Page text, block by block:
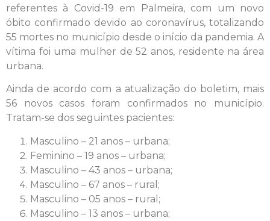
referentes à Covid-19 em Palmeira, com um novo
óbito confirmado devido ao coronavírus, totalizando
55 mortes no município desde o início da pandemia. A
vítima foi uma mulher de 52 anos, residente na área
urbana.
Ainda de acordo com a atualização do boletim, mais
56 novos casos foram confirmados no município.
Tratam-se dos seguintes pacientes:
Masculino – 21 anos – urbana;
Feminino – 19 anos – urbana;
Masculino – 43 anos – urbana;
Masculino – 67 anos – rural;
Masculino – 05 anos – rural;
Masculino – 13 anos – urbana;